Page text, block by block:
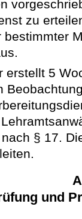
zu
bestimmter
erstellt 5
§ 17.
und